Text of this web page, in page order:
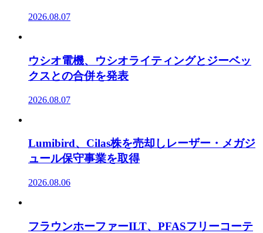
2026.08.07
ウシオ電機、ウシオライティングとジーベッ
クスとの合併を発表
2026.08.07
Lumibird、Cilas株を売却しレーザー・メガジ
ュール保守事業を取得
2026.08.06
フラウンホーファーILT、PFASフリーコーテ